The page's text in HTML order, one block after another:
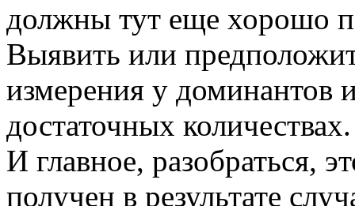
должны тут еще хорошо
Выявить или
измерения у доминантов
достаточных количествах.
И главное, разобраться,
получен в результате